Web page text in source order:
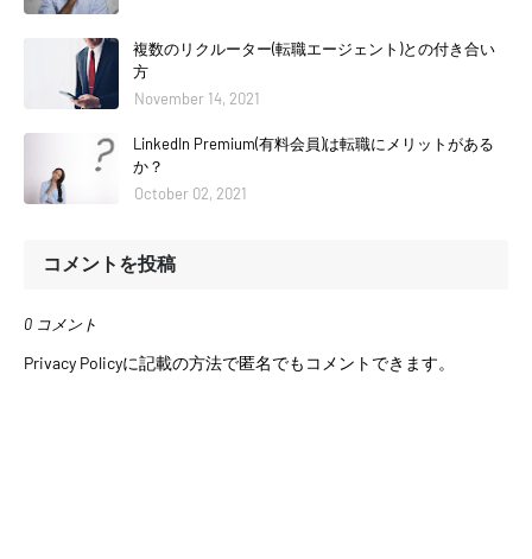
複数のリクルーター(転職エージェント)との付き合い
方
November 14, 2021
LinkedIn Premium(有料会員)は転職にメリットがある
か？
October 02, 2021
コメントを投稿
0 コメント
Privacy Policyに記載の方法で匿名でもコメントできます。